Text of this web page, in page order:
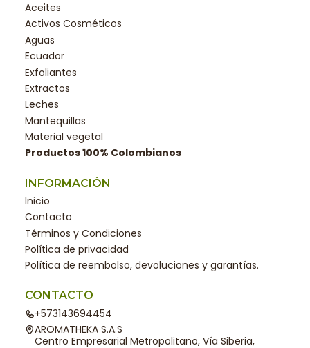
Aceites
Activos Cosméticos
Aguas
Ecuador
Exfoliantes
Extractos
Leches
Mantequillas
Material vegetal
Productos 100% Colombianos
INFORMACIÓN
Inicio
Contacto
Términos y Condiciones
Política de privacidad
Política de reembolso, devoluciones y garantías.
CONTACTO
+573143694454
AROMATHEKA S.A.S
Centro Empresarial Metropolitano, Vía Siberia,